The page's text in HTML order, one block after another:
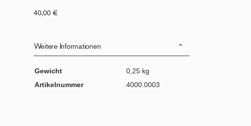
40,00 €
Weitere Informationen
Gewicht
0,25 kg
Artikelnummer
4000.0003